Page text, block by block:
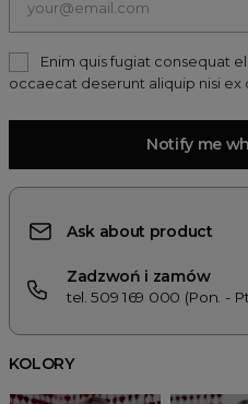
Enim quis fugiat consequat
occaecat deserunt aliquip nisi ex
Notify me
Ask about product
Zadzwoń i zamów
tel. 509 169 000 (Pon. -
KOLORY